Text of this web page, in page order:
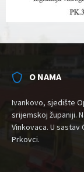
O NAMA
Ivankovo, sjedište
srijemskoj županiji.
Vinkovaca. U sastav
Prkovci.